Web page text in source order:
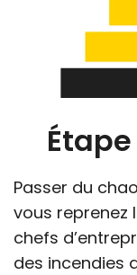
Étape
Passer du
vous reprenez
chefs
des incendies